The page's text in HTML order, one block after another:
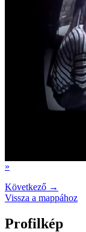
»
Következő →
Vissza a mappához
Profilkép